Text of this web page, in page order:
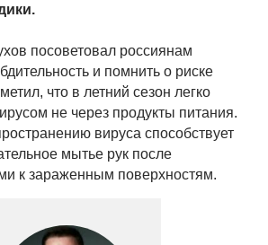
посоветовал россиянам
и помнить о риске
что в летний сезон легко
не через продукты питания.
вируса способствует
мытье рук после
к зараженным поверхностям.